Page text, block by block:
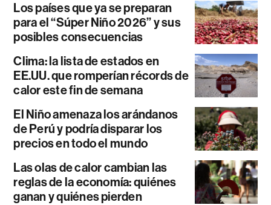
Los países que ya se preparan
para el “Súper Niño 2026” y sus
posibles consecuencias
Clima: la lista de estados en
EE.UU. que romperían récords de
calor este fin de semana
El Niño amenaza los arándanos
de Perú y podría disparar los
precios en todo el mundo
Las olas de calor cambian las
reglas de la economía: quiénes
ganan y quiénes pierden